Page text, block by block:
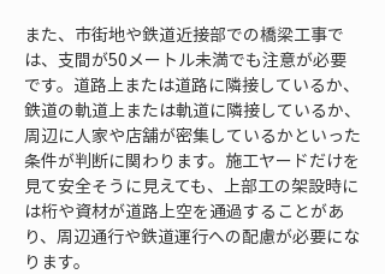
また、市街地や鉄道近接部での橋梁工事で
は、支間が50メートル未満でも注意が必要
です。道路上または道路に隣接しているか、
鉄道の軌道上または軌道に隣接しているか、
周辺に人家や店舗が密集しているかといった
条件が判断に関わります。施工ヤードだけを
見て安全そうに見えても、上部工の架設時に
は桁や資材が道路上空を通過することがあ
り、周辺通行や鉄道運行への配慮が必要にな
ります。